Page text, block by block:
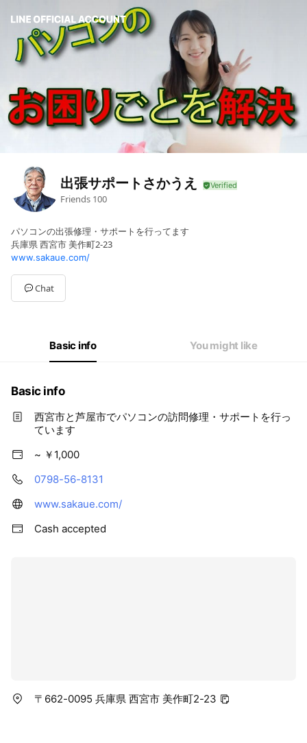
出張サポートさかうえ
Friends 100
パソコンの出張修理・サポートを行ってます
兵庫県 西宮市 美作町2-23
www.sakaue.com/
Chat
Basic info You might like
Basic info
西宮市と芦屋市でパソコンの訪問修理・サポートを行っ
ています
~ ￥1,000
0798-56-8131
www.sakaue.com/
Cash accepted
〒662-0095 兵庫県 西宮市 美作町2-23